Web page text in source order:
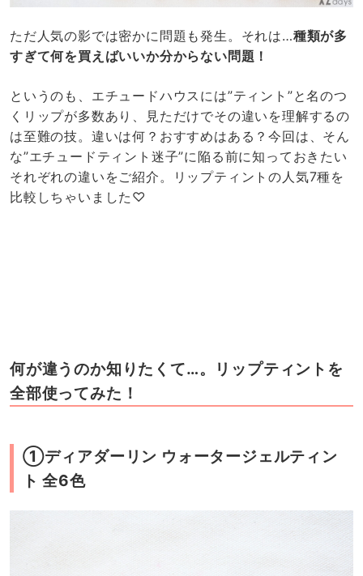
ただ人気の影では密かに問題も発生。それは…種類が多
すぎて何を買えばいいか分からない問題！
というのも、エチュードハウスには”ティント”と名のつ
くリップが多数あり、見ただけでその違いを理解するの
は至難の技。違いは何？おすすめはある？今回は、そん
な”エチュードティント迷子”に陥る前に知っておきたい
それぞれの違いをご紹介。リップティントの人気7種を
比較しちゃいました♡
何が違うのか知りたくて…。リップティントを
全部使ってみた！
①ディアダーリン ウォータージェルティン
ト 全6色